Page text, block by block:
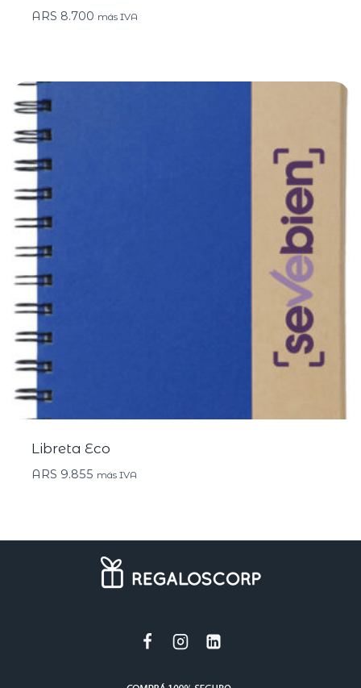
ARS 8.700 más IVA
Libreta Eco
ARS 9.855 más IVA